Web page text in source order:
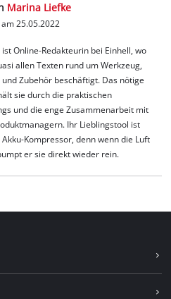
Marina Liefke
25.05.2022
Online-Redakteurin bei Einhell, wo
allen Texten rund um Werkzeug,
Zubehör beschäftigt. Das nötige
sie durch die praktischen
und die enge Zusammenarbeit mit
Ihr Lieblingstool ist
Akku-Kompressor, denn wenn die Luft
er sie direkt wieder rein.